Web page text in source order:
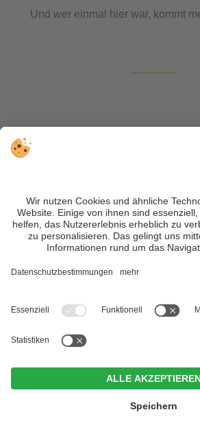
Und wer einmal hier war, kommt
Ruth ist Text Artist – und Südtirol
schon lange. Beruflich wie privat
Dolomiten, vom Brenner bis zu
Süden Südtirols. Ob beim
Zin Park | alpine suites &